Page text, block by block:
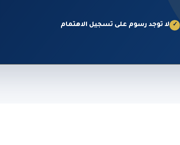
✓ لا توجد رسوم على تسجيل الاهتمام